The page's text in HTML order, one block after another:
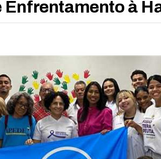
Enfrentamento à